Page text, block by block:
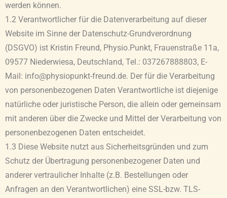
werden können.
1.2 Verantwortlicher für die Datenverarbeitung auf dieser
Website im Sinne der Datenschutz-Grundverordnung
(DSGVO) ist Kristin Freund, Physio.Punkt, Frauenstraße 11a,
09577 Niederwiesa, Deutschland, Tel.: 037267888803, E-
Mail: info@physiopunkt-freund.de. Der für die Verarbeitung
von personenbezogenen Daten Verantwortliche ist diejenige
natürliche oder juristische Person, die allein oder gemeinsam
mit anderen über die Zwecke und Mittel der Verarbeitung von
personenbezogenen Daten entscheidet.
1.3 Diese Website nutzt aus Sicherheitsgründen und zum
Schutz der Übertragung personenbezogener Daten und
anderer vertraulicher Inhalte (z.B. Bestellungen oder
Anfragen an den Verantwortlichen) eine SSL-bzw. TLS-